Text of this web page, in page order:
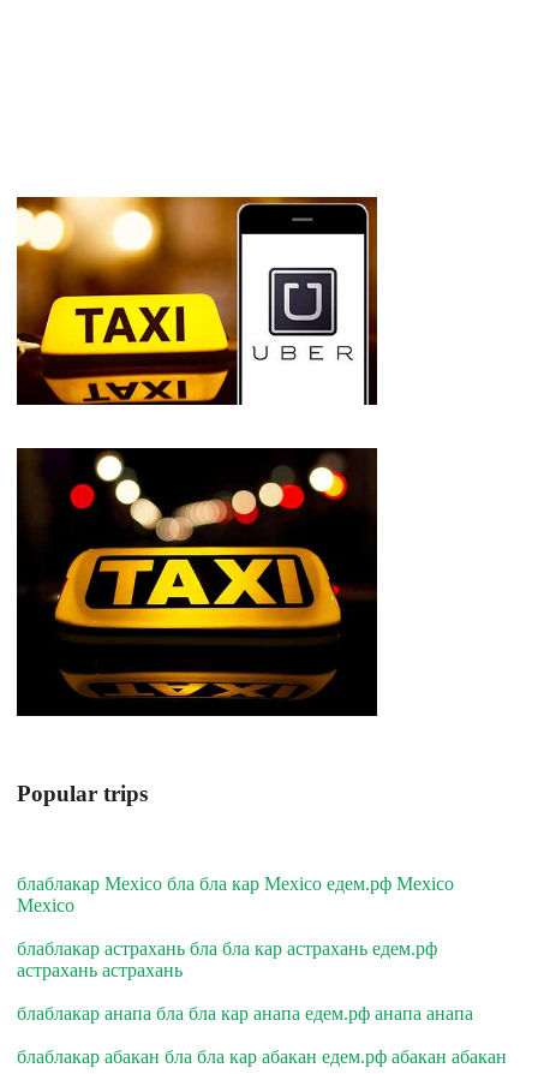
Popular trips
блаблакар Mexico бла бла кар Mexico едем.рф Mexico
Mexico
блаблакар астрахань бла бла кар астрахань едем.рф
астрахань астрахань
блаблакар анапа бла бла кар анапа едем.рф анапа анапа
блаблакар абакан бла бла кар абакан едем.рф абакан абакан